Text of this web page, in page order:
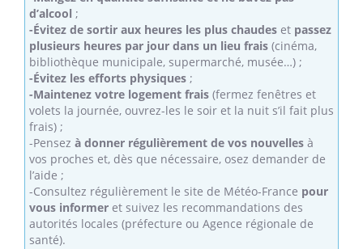
d’alcool ;
-Évitez de sortir aux heures les plus chaudes et passez
plusieurs heures par jour dans un lieu frais (cinéma,
bibliothèque municipale, supermarché, musée…) ;
-Évitez les efforts physiques ;
-Maintenez votre logement frais (fermez fenêtres et
volets la journée, ouvrez-les le soir et la nuit s’il fait plus
frais) ;
-Pensez à donner régulièrement de vos nouvelles à
vos proches et, dès que nécessaire, osez demander de
l’aide ;
-Consultez régulièrement le site de Météo-France pour
vous informer et suivez les recommandations des
autorités locales (préfecture ou Agence régionale de
santé).